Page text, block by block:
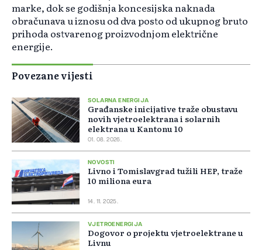
marke, dok se godišnja koncesijska naknada
obračunava u iznosu od dva posto od ukupnog bruto
prihoda ostvarenog proizvodnjom električne
energije.
Povezane vijesti
SOLARNA ENERGIJA
Građanske inicijative traže obustavu
novih vjetroelektrana i solarnih
elektrana u Kantonu 10
01. 08. 2026.
NOVOSTI
Livno i Tomislavgrad tužili HEP, traže
10 miliona eura
14. 11. 2025.
VJETROENERGIJA
Dogovor o projektu vjetroelektrane u
Livnu